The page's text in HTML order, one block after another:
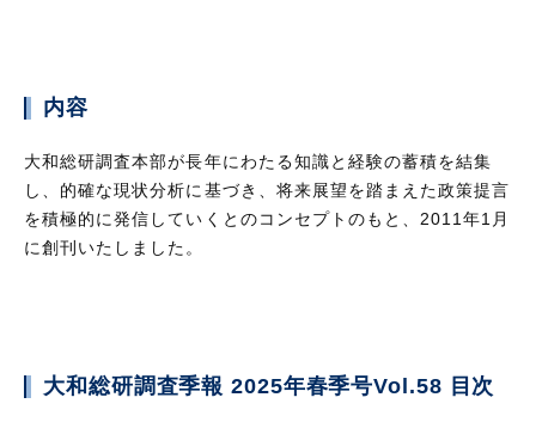
内容
大和総研調査本部が長年にわたる知識と経験の蓄積を結集
し、的確な現状分析に基づき、将来展望を踏まえた政策提言
を積極的に発信していくとのコンセプトのもと、2011年1月
に創刊いたしました。
大和総研調査季報 2025年春季号Vol.58 目次